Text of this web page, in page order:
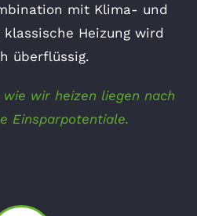
mit Klima- und
Heizung wird
überflüssig.
wir heizen liegen nach
Einsparpotentiale.